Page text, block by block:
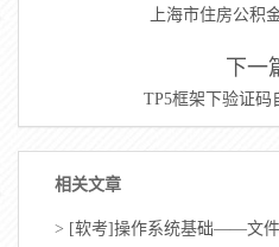
上海市住房公积
下一
TP5框架下验证码
相关文章
> [软考]操作系统基础——文